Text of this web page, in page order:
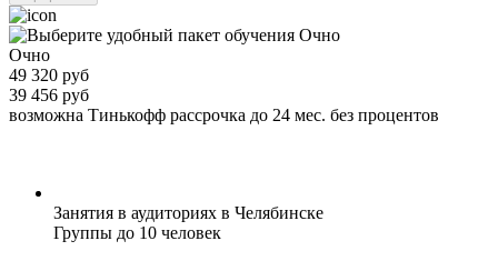
Очно
49 320 руб
39 456 руб
возможна Тинькофф рассрочка до 24 мес. без процентов
Занятия в аудиториях в Челябинске
Группы до 10 человек